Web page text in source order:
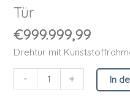
Tür
€999.999,99
Drehtür mit
- + In